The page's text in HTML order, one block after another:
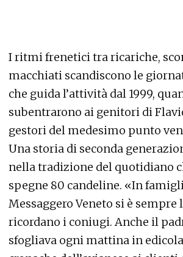
I ritmi frenetici tra ricariche,
macchiati scandiscono le
che guida l’attività dal 1999,
subentrarono ai genitori di
gestori del medesimo punto
Una storia di seconda
nella tradizione del quotidiano
spegne 80 candeline. «In
Messaggero Veneto si è sempre
ricordano i coniugi. Anche il
sfogliava ogni mattina in